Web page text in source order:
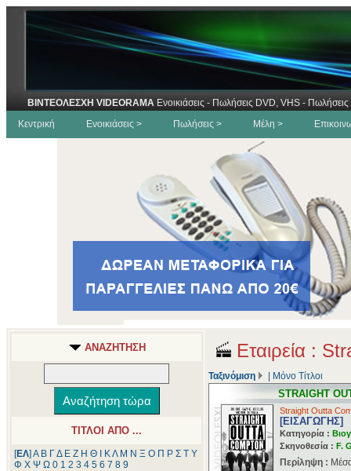
ΒΙΝΤΕΟΛΕΣΧΗ VIDEORAMA Ενοικιάσεις - Πωλήσεις DVD, VHS -
Κεντρική
Ενοικιάσεις > Πωλήσεις > Μέλη >
ΑΝΑΖΗΤΗΣΗ
ΤΙΤΛΟΙ ΑΠΟ ...
[ΕΛ] Α Β ΓΔ Ε Ζ Η Θ ΚΛ Μ Ν Ξ Ο Π Ρ Σ Τ Υ
Φ Χ Ψ Ω 0 1 2 3 4 5 6 7 8 9
Εταιρεία :
Ταξινόμιση Μόνο Τίτλοι
STRAIGHT
Straight Outta
[ΕΙΣΑΓΩΓΗΣ]
Κατηγορία :
Σκηνοθεσία : F.
Περίληψη :